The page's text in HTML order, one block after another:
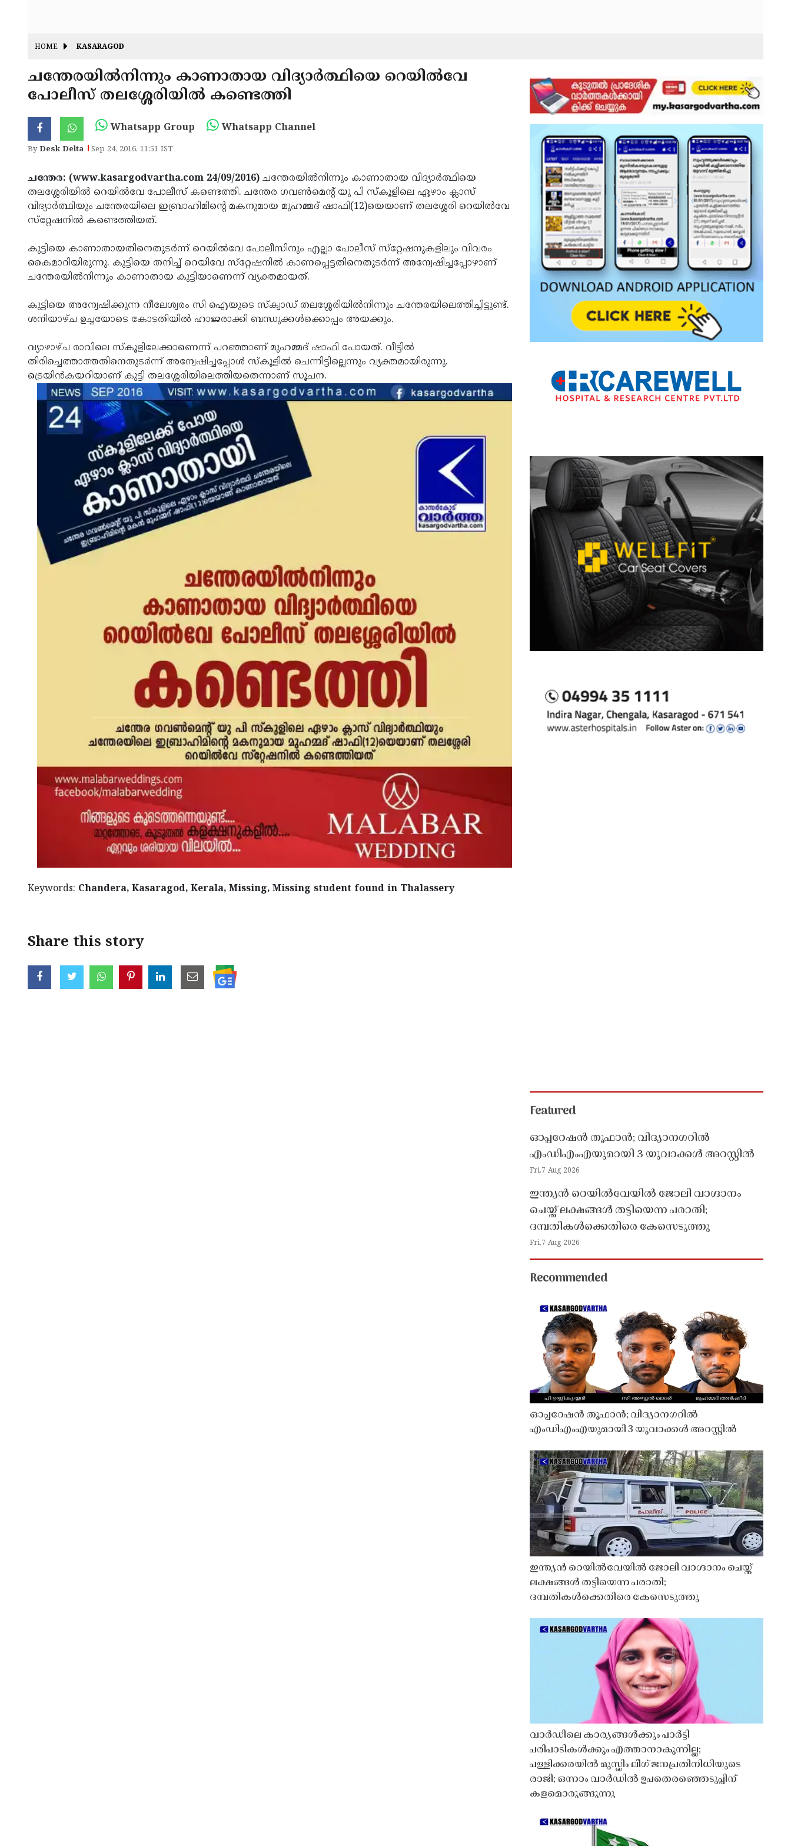
HOME KASARAGOD
ചന്തേരയില്‍നിന്നും കാണാതായ വിദ്യാര്‍ത്ഥിയെ റെയില്‍വേ
പോലീസ് തലശ്ശേരിയില്‍ കണ്ടെത്തി
Whatsapp Group Whatsapp Channel
ByDesk Delta Sep 24, 2016, 11:51 IST
ചന്തേര: (www.kasargodvartha.com 24/09/2016) ചന്തേരയില്‍നിന്നും കാണാതായ വിദ്യാര്‍ത്ഥിയെ
തലശ്ശേരിയില്‍ റെയില്‍വേ പോലീസ് കണ്ടെത്തി. ചന്തേര ഗവണ്‍മെന്റ് യു പി സ്‌കൂളിലെ ഏഴാം ക്ലാസ്
വിദ്യാര്‍ത്ഥിയും ചന്തേരയിലെ ഇബ്രാഹിമിന്റെ മകനുമായ മുഹമ്മദ് ഷാഫി(12)യെയാണ് തലശ്ശേരി റെയില്‍വേ
സ്‌റ്റേഷനില്‍ കണ്ടെത്തിയത്.
കുട്ടിയെ കാണാതായതിനെതുടര്‍ന്ന് റെയില്‍വേ പോലീസിനും എല്ലാ പോലീസ് സ്‌റ്റേഷനുകളിലും വിവരം
കൈമാറിയിരുന്നു. കുട്ടിയെ തനിച്ച് റെയിവേ സ്‌റ്റേഷനില്‍ കാണപ്പെട്ടതിനെതുടര്‍ന്ന് അന്വേഷിച്ചപ്പോഴാണ്
ചന്തേരയില്‍നിന്നും കാണാതായ കുട്ടിയാണെന്ന് വ്യക്തമായത്.
കുട്ടിയെ അന്വേഷിക്കുന്ന നീലേശ്വരം സി ഐയുടെ സ്‌ക്വാഡ് തലശ്ശേരിയില്‍നിന്നും ചന്തേരയിലെത്തിച്ചിട്ടുണ്ട്.
ശനിയാഴ്ച ഉച്ചയോടെ കോടതിയില്‍ ഹാജരാക്കി ബന്ധുക്കള്‍ക്കൊപ്പം അയക്കും.
വ്യാഴാഴ്ച രാവിലെ സ്‌കൂളിലേക്കാണെന്ന് പറഞ്ഞാണ് മുഹമ്മദ് ഷാഫി പോയത്. വീട്ടില്‍
തിരിച്ചെത്താത്തതിനെതുടര്‍ന്ന് അന്വേഷിച്ചപ്പോള്‍ സ്‌കൂളില്‍ ചെന്നിട്ടില്ലെന്നും വ്യക്തമായിരുന്നു.
ട്രെയിന്‍കയറിയാണ് കുട്ടി തലശ്ശേരിയിലെത്തിയതെന്നാണ് സൂചന.
Keywords: Chandera, Kasaragod, Kerala, Missing, Missing student found in Thalassery
Share this story
Featured
ഓപ്പറേഷൻ തൂഫാൻ; വിദ്യാനഗറിൽ
എംഡിഎംഎയുമായി 3 യുവാക്കൾ അറസ്റ്റിൽ
Fri,7 Aug 2026
ഇന്ത്യൻ റെയിൽവേയിൽ ജോലി വാഗ്ദാനം
ചെയ്ത് ലക്ഷങ്ങൾ തട്ടിയെന്ന പരാതി;
ദമ്പതികൾക്കെതിരെ കേസെടുത്തു
Fri,7 Aug 2026
Recommended
ഓപ്പറേഷൻ തൂഫാൻ; വിദ്യാനഗറിൽ
എംഡിഎംഎയുമായി 3 യുവാക്കൾ അറസ്റ്റിൽ
ഇന്ത്യൻ റെയിൽവേയിൽ ജോലി വാഗ്ദാനം ചെയ്ത്
ലക്ഷങ്ങൾ തട്ടിയെന്ന പരാതി;
ദമ്പതികൾക്കെതിരെ കേസെടുത്തു
വാർഡിലെ കാര്യങ്ങൾക്കും പാർട്ടി
പരിപാടികൾക്കും എത്താനാകുന്നില്ല;
പള്ളിക്കരയിൽ മുസ്ലിം ലീഗ് ജനപ്രതിനിധിയുടെ
രാജി; ഒന്നാം വാർഡിൽ ഉപതെരഞ്ഞെടുപ്പിന്
കളമൊരുങ്ങുന്നു